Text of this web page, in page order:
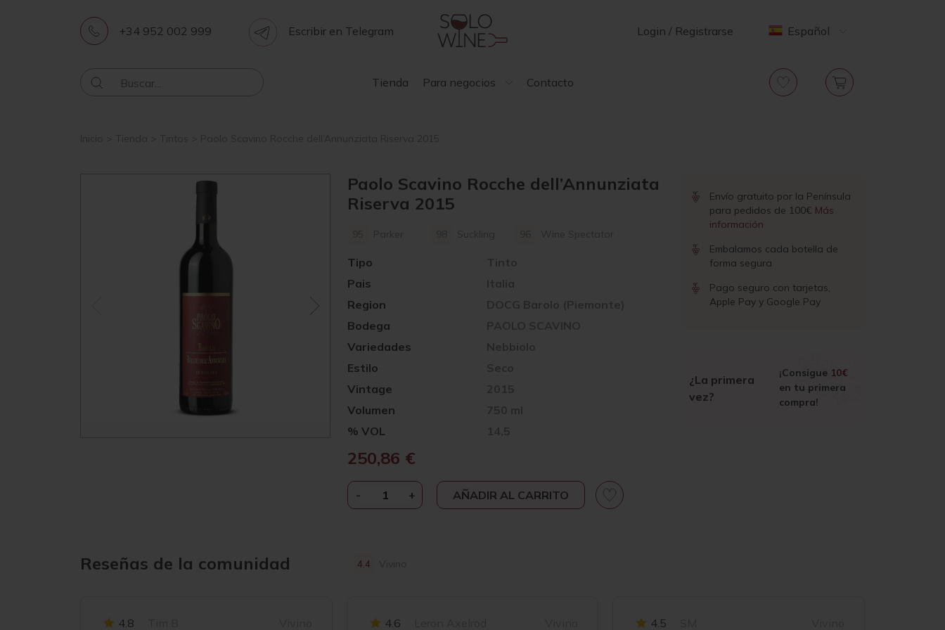
+34 952 002 999 Escribir en Telegram Login / Registrarse Español
Tienda Para negocios Contacto
Inicio Tienda Tintos Paolo Scavino Rocche dell’Annunziata Riserva 2015
Paolo Scavino Rocche dell’Annunziata
Riserva 2015
Parker Suckling Wine Spectator
Pais Italia
Vintage 2015
Region DOCG Barolo (Piemonte)
Volumen 750 ml
Bodega PAOLO SCAVINO
% VOL 14,5
Variedades Nebbiolo
Tipo Tinto
Estilo Seco
250,86 €
-PAOLO
SCAVINO
RISERVA
+ AÑADIR AL CARRITO
Envío gratuito por la Península
para pedidos de 100€ Más
información
Embalamos cada botella de
forma segura
Pago seguro con tarjetas,
Apple Pay y Google Pay
¿La primera
vez?
¡Consigue 10€
en tu primera
compra!
Reseñas de la comunidad 4.4 Vivino
4.8 4.6 4.5